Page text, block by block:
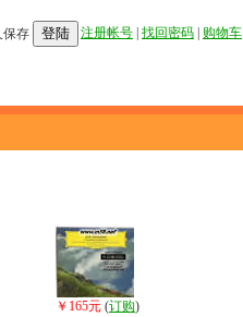
保存 登陆 注册帐号 找回密码 购物车
￥165元 (订购)